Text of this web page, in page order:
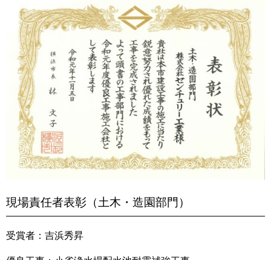
現場責任者表彰（土木・造園部門）
受賞者：吉浜秀昇